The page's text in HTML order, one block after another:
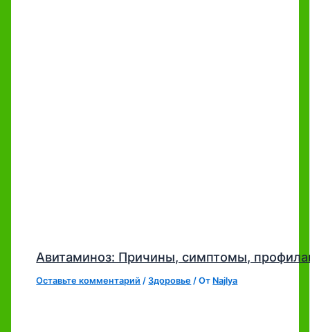
Авитаминоз: Причины, симптомы,
Оставьте комментарий /Здоровье / От Najlya